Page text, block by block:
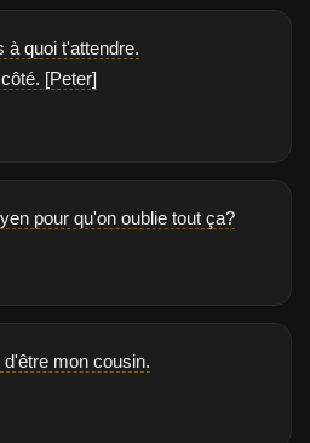
à quoi t'attendre.
[Peter]
pour qu'on oublie tout ça?
mon cousin.